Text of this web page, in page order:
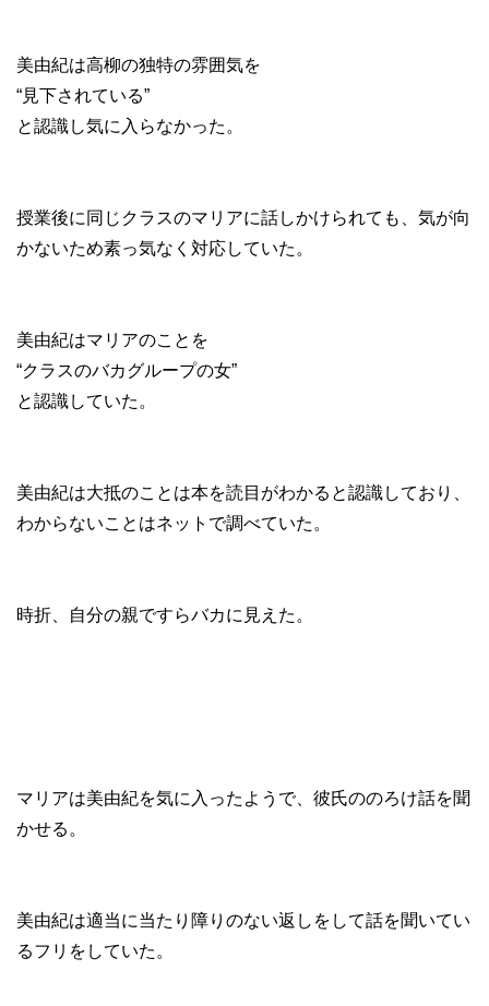
美由紀は高柳の独特の雰囲気を
“見下されている”
と認識し気に入らなかった。
授業後に同じクラスのマリアに話しかけられても、気が向
かないため素っ気なく対応していた。
美由紀はマリアのことを
“クラスのバカグループの女”
と認識していた。
美由紀は大抵のことは本を読目がわかると認識しており、
わからないことはネットで調べていた。
時折、自分の親ですらバカに見えた。
マリアは美由紀を気に入ったようで、彼氏ののろけ話を聞
かせる。
美由紀は適当に当たり障りのない返しをして話を聞いてい
るフリをしていた。